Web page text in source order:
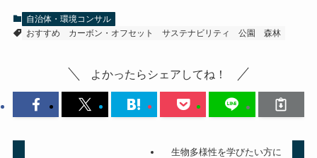
自治体・環境コンサル
おすすめ
カーボン・オフセット サステナビリティ 公園 森林
よかったらシェアしてね！
生物多様性を学びたい方に